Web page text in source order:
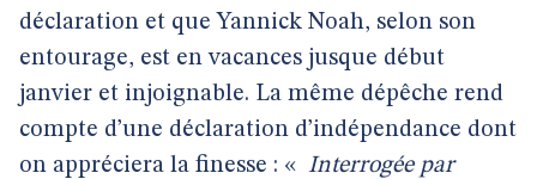
déclaration et que Yannick Noah, selon son
entourage, est en vacances jusque début
janvier et injoignable. La même dépêche rend
compte d’une déclaration d’indépendance dont
on appréciera la finesse : « Interrogée par